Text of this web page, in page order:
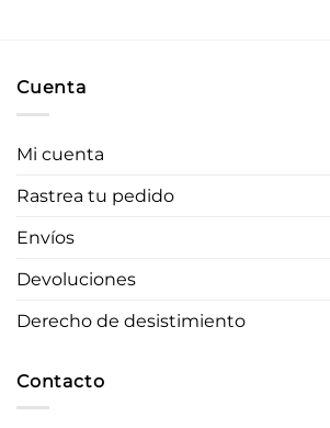
Cuenta
Mi cuenta
Rastrea tu pedido
Envíos
Devoluciones
Derecho de desistimiento
Contacto